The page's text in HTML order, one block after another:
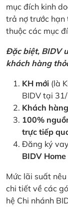
mục đích kinh
trả nợ trước hạn
thuộc các mục
Đặc biệt, BIDV
khách hàng
KH mới (là
BIDV tại
Khách
100%
trực tiếp
Đăng ký
BIDV Home
Mức lãi suất
chi tiết về các
hệ Chi nhánh